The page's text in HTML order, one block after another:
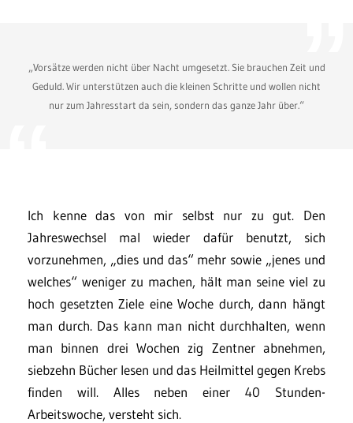
„Vorsätze werden nicht über Nacht umgesetzt. Sie brauchen Zeit und
Geduld. Wir unterstützen auch die kleinen Schritte und wollen nicht
nur zum Jahresstart da sein, sondern das ganze Jahr über.“
Ich kenne das von mir selbst nur zu gut. Den
Jahreswechsel mal wieder dafür benutzt, sich
vorzunehmen, „dies und das“ mehr sowie „jenes und
welches“ weniger zu machen, hält man seine viel zu
hoch gesetzten Ziele eine Woche durch, dann hängt
man durch. Das kann man nicht durchhalten, wenn
man binnen drei Wochen zig Zentner abnehmen,
siebzehn Bücher lesen und das Heilmittel gegen Krebs
finden will. Alles neben einer 40 Stunden-
Arbeitswoche, versteht sich.